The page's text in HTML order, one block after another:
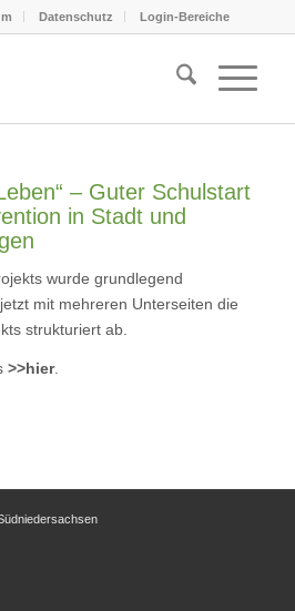
Datenschutz Login-Bereiche
– Guter Schulstart
in Stadt und
wurde grundlegend
mit mehreren Unterseiten die
strukturiert ab.
>>hier.